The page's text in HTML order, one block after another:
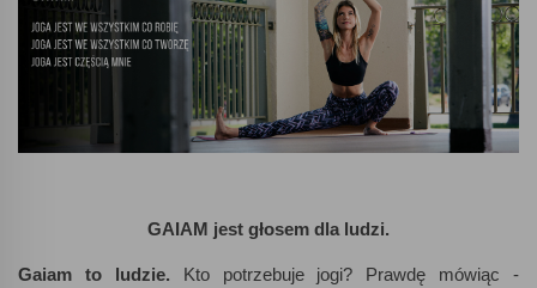
GAIAM jest głosem dla ludzi.
Gaiam to ludzie. Kto potrzebuje jogi? Prawdę mówiąc -